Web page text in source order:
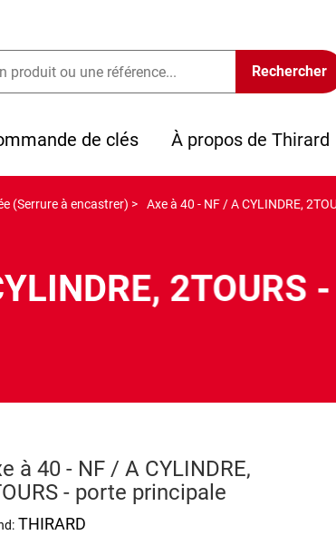
de clés À propos de Thirard
(Serrure à encastrer) > Axe à 40 - NF / A CYLINDRE,
à 40 - NF / A CYLINDRE,
- porte principale
THIRARD